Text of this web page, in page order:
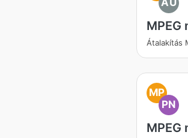
AU
MPEG
Átalakítás
MP
PN
MPEG